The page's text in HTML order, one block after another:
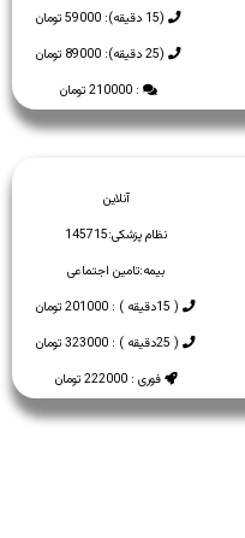
(15 دقیقه): 59000 تومان
(25 دقیقه): 89000 تومان
: 210000 تومان
آنلاین
نظام پزشکی:145715
بیمه:تامین اجتماعی
( 15دقیقه ) : 201000 تومان
( 25دقیقه ) : 323000 تومان
فوری : 222000 تومان